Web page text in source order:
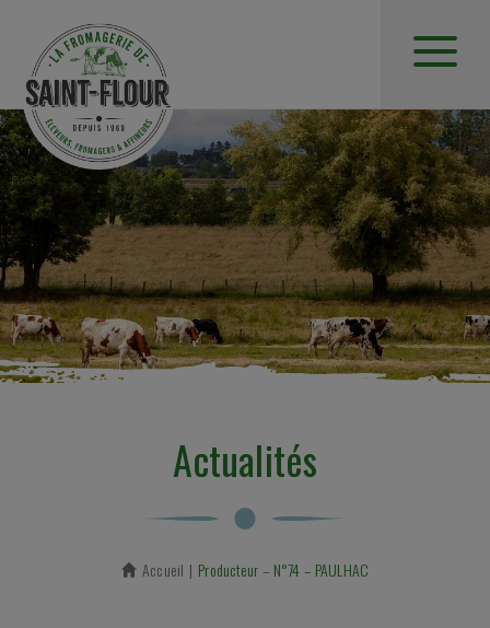
Actualités
Accueil En cours :
Producteur – N°74 – PAULHAC